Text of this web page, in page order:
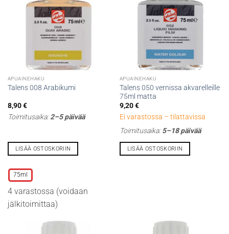
APUAINEHAKU
Talens 008 Arabikumi
8,90€
Toimitusaika:2–5 päivää
LISÄÄ OSTOSKORIIN
tuotteella
on
useampi
muunnelma.
75ml
4 varastossa (voidaan
jälkitoimittaa)
APUAINEHAKU
Talens 050 vernissa akvarelleille
75ml matta
9,20€
Ei varastossa – tilattavissa
Toimitusaika:5–18 päivää
LISÄÄ OSTOSKORIIN